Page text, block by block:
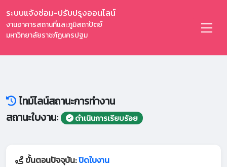
ระบบแจ้งซ่อม-ปรับปรุงออนไลน์
งานอาคารสถานที่และภูมิสถาปัตย์
มหาวิทยาลัยราชภัฏนครปฐม
ไทม์ไลน์สถานะการทำงาน
สถานะใบงาน:
ดำเนินการเรียบร้อย
ขั้นตอนปัจจุบัน:ปิดใบงาน